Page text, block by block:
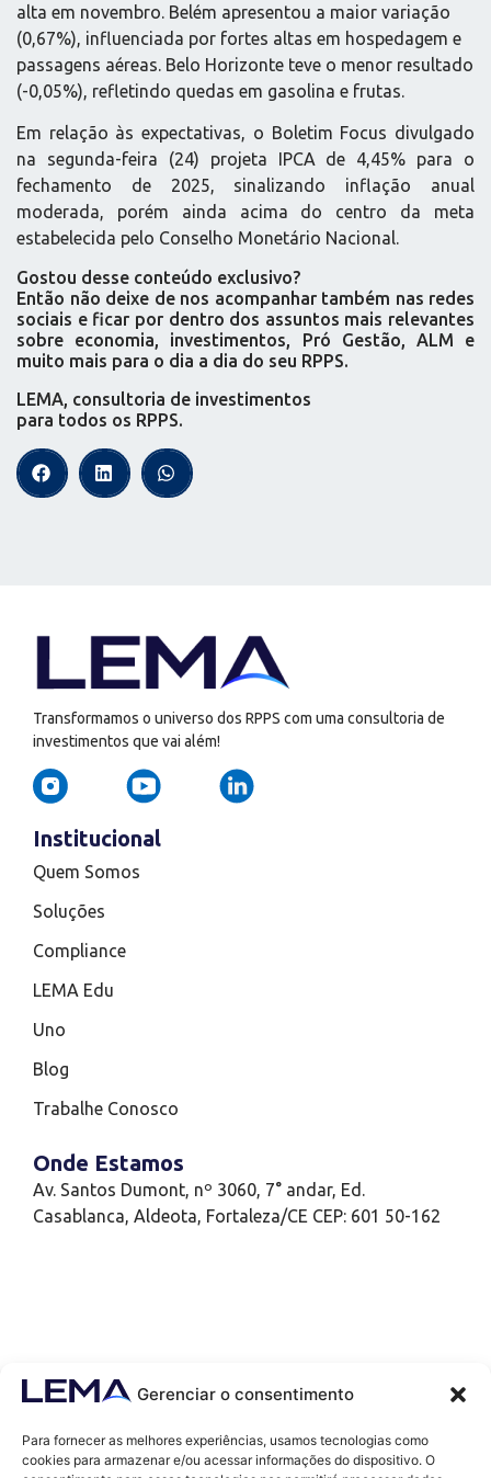
Gerenciar o consentimento
Para fornecer as melhores experiências, usamos tecnologias como
cookies para armazenar e/ou acessar informações do dispositivo. O
alta em novembro. Belém apresentou a maior variação
(0,67%), influenciada por fortes altas em hospedagem e
passagens aéreas. Belo Horizonte teve o menor resultado
(-0,05%), refletindo quedas em gasolina e frutas.
Em relação às expectativas, o Boletim Focus divulgado
na segunda-feira (24) projeta IPCA de 4,45% para o
fechamento de 2025, sinalizando inflação anual
moderada, porém ainda acima do centro da meta
estabelecida pelo Conselho Monetário Nacional.
Gostou desse conteúdo exclusivo?
Então não deixe de nos acompanhar também nas redes
sociais e ficar por dentro dos assuntos mais relevantes
sobre economia, investimentos, Pró Gestão, ALM e
muito mais para o dia a dia do seu RPPS.
LEMA, consultoria de investimentos
para todos os RPPS.
Transformamos o universo dos RPPS com uma consultoria de
investimentos que vai além!
Institucional
Quem Somos
Soluções
Compliance
LEMA Edu
Uno
Blog
Trabalhe Conosco
Onde Estamos
Av. Santos Dumont, nº 3060, 7° andar, Ed.
Casablanca, Aldeota, Fortaleza/CE CEP: 601 50-162